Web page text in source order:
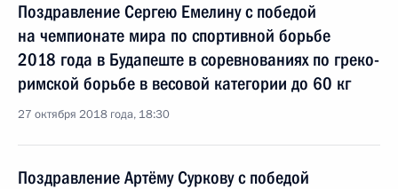
Поздравление Сергею Емелину с победой
на чемпионате мира по спортивной борьбе
2018 года в Будапеште в соревнованиях по греко-
римской борьбе в весовой категории до 60 кг
27 октября 2018 года, 18:30
Поздравление Артёму Суркову с победой